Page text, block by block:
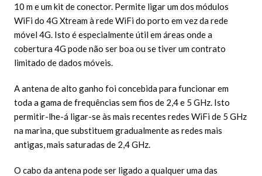
10 m e um kit de conector. Permite ligar um dos módulos
WiFi do 4G Xtream à rede WiFi do porto em vez da rede
móvel 4G. Isto é especialmente útil em áreas onde a
cobertura 4G pode não ser boa ou se tiver um contrato
limitado de dados móveis.
A antena de alto ganho foi concebida para funcionar em
toda a gama de frequências sem fios de 2,4 e 5 GHz. Isto
permitir-lhe-á ligar-se às mais recentes redes WiFi de 5 GHz
na marina, que substituem gradualmente as redes mais
antigas, mais saturadas de 2,4 GHz.
O cabo da antena pode ser ligado a qualquer uma das